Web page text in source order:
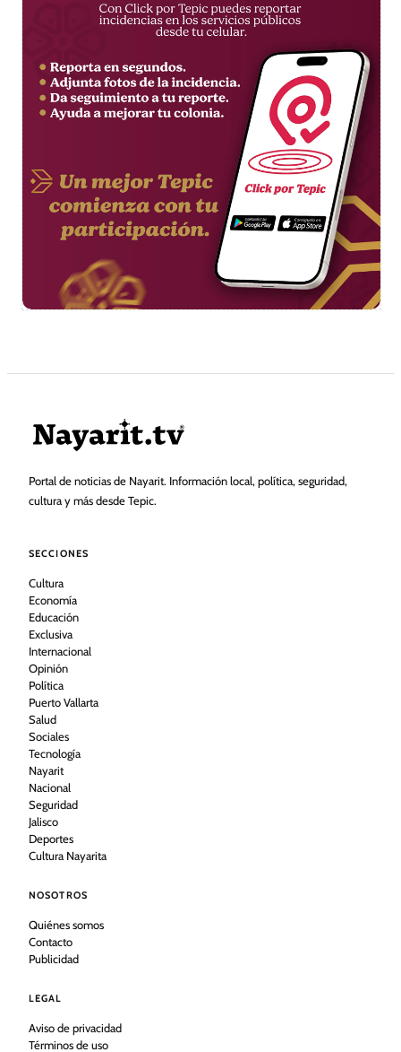
Portal de noticias de Nayarit. Información local, política, seguridad,
cultura y más desde Tepic.
SECCIONES
Cultura
Economía
Educación
Exclusiva
Internacional
Opinión
Política
Puerto Vallarta
Salud
Sociales
Tecnología
Nayarit
Nacional
Seguridad
Jalisco
Deportes
Cultura Nayarita
NOSOTROS
Quiénes somos
Contacto
Publicidad
LEGAL
Aviso de privacidad
Términos de uso